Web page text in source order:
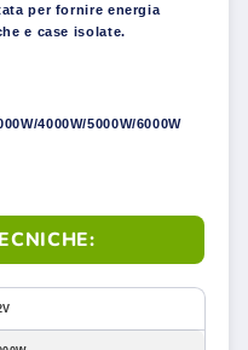
per fornire energia
e case isolate.
4000W/5000W/6000W